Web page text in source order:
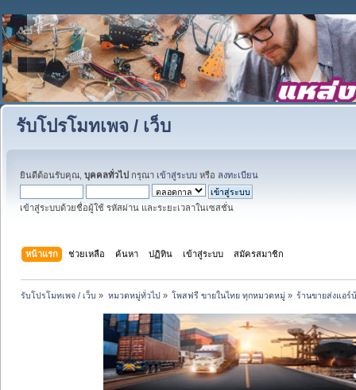
รับโปรโมทเพจ / เว็บ
ยินดีต้อนรับคุณ, บุคคลทั่วไป กรุณา เข้าสู่ระบบ หรือ ลงทะเบียน
เข้าสู่ระบบด้วยชื่อผู้ใช้ รหัสผ่าน และระยะเวลาในเซสชั่น
หน้าแรก ช่วยเหลือ ค้นหา ปฏิทิน เข้าสู่ระบบ สมัครสมาชิก
รับโปรโมทเพจ / เว็บ » หมวดหมู่ทั่วไป» โพสฟรี ขายในไทย ทุกหมวดหมู่» ร้านขายส่งแอร์